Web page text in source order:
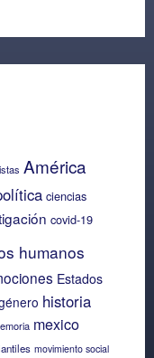
América
ciencias
covid-19
humanos
Estados
historia
mexico
movimiento social